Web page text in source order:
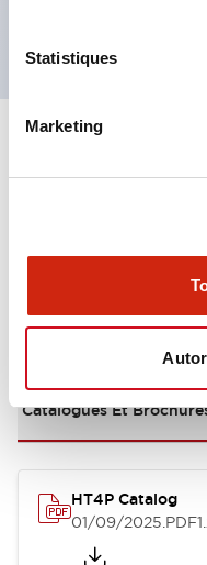
Statistiques
Marketing
Documents et
Catalogues Et
HT4P Catalog
01/09/2025.PDF